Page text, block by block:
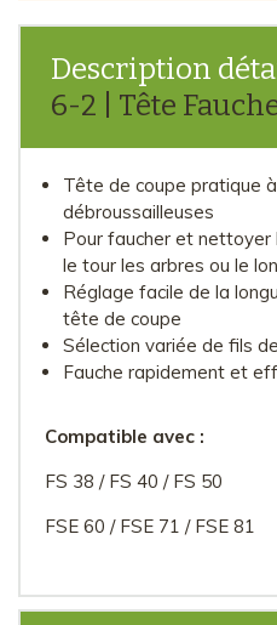
Description
6-2 | Tête
Tête de coupe pratique
débroussailleuses
Pour faucher et nettoyer
le tour les arbres ou le
Réglage facile de la
tête de coupe
Sélection variée de fils
Fauche rapidement et
Compatible avec :
FS 38 / FS 40 / FS 50
FSE 60 / FSE 71 / FSE 81